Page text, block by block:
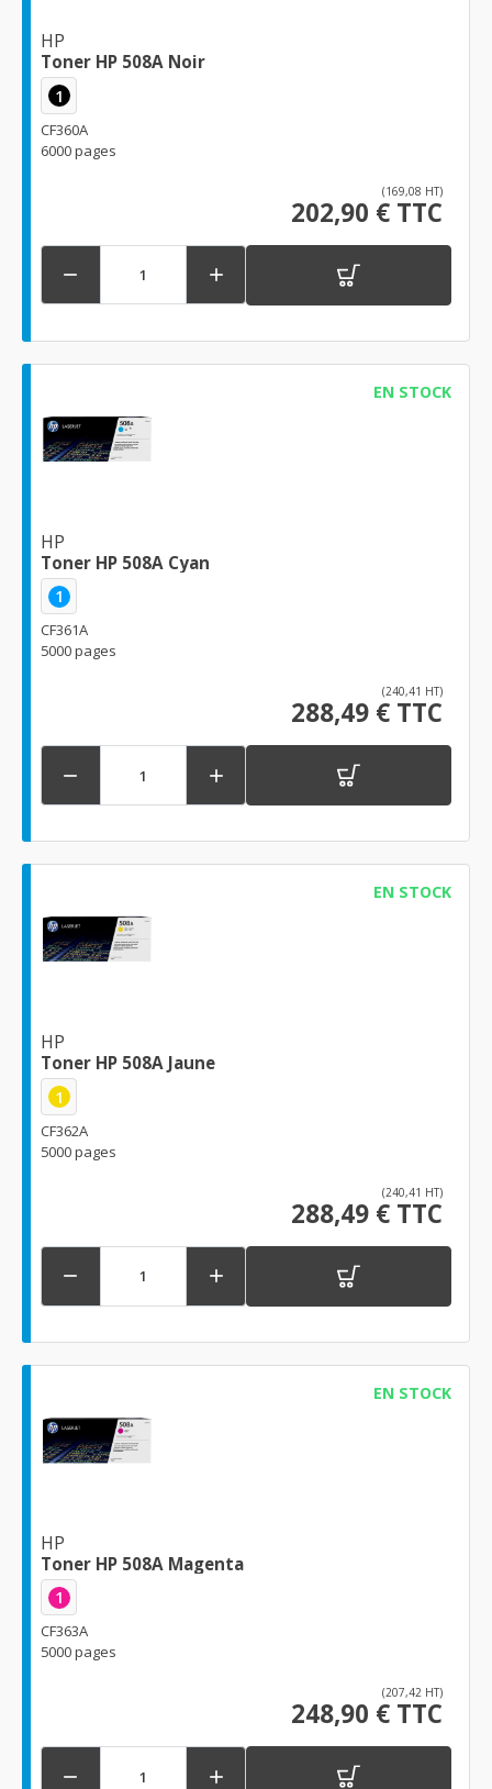
HP
Toner HP 508A Noir
1
CF360A
6000 pages
(169,08 HT)
202,90 € TTC
 
EN STOCK
HP
Toner HP 508A Cyan
1
CF361A
5000 pages
(240,41 HT)
288,49 € TTC
 
EN STOCK
HP
Toner HP 508A Jaune
1
CF362A
5000 pages
(240,41 HT)
288,49 € TTC
 
EN STOCK
HP
Toner HP 508A Magenta
1
CF363A
5000 pages
(207,42 HT)
248,90 € TTC
 